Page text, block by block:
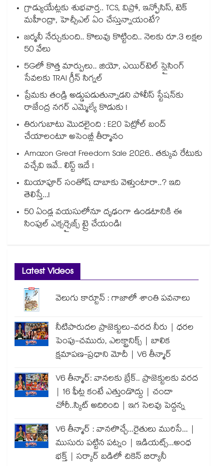
గ్రాడ్యుయేట్లకు శుభవార్త.. TCS, విప్రో, ఇన్ఫోసిస్, టెక్
మహీంద్రా, హెచ్సీఎల్ ఏం చేస్తున్నాయంటే?
జర్మనీ నేర్చుకుంది.. కొలువు కొట్టింది.. నెలకు రూ.3 లక్షల
50 వేలు
5Gలో కొత్త మార్పులు.. జియో, ఎయిర్‌టెల్ స్లైసింగ్
సేవలకు TRAI గ్రీన్ సిగ్నల్
ప్రేమకు తండ్రి అడ్డుపడుతున్నాడని పోలీస్ స్టేషన్⁪కు
రాజేంద్ర నగర్ ఎమ్మెల్యే కొడుకు !
తిరుగుబాటు మొదలైంది : E20 పెట్రోల్ బంద్
చేయాలంటూ అసెంబ్లీ తీర్మానం
Amazon Great Freedom Sale 2026.. తక్కువ రేటుకు
వచ్చేవి ఇవే.. లిస్ట్ ఇదే !
మియాపూర్ సంతోష్ దాబాకు వెళ్తుంటారా..? ఇది
తెలిస్తే...!
50 ఏండ్ల వయసులోనూ దృఢంగా ఉండటానికి ఈ
సింపుల్ ఎక్సర్సైజ్స్ ట్రై చేయండి!
Latest Videos
వెలుగు కార్టూన్ : గాజాలో శాంతి పవనాలు
నీటిపారుదల ప్రాజెక్టులు-వరద నీరు | ధరల
పెంపు-చమురు, ఎలక్ట్రానిక్స్ | బాలిక
క్షమాపణ-ప్రధాని మోదీ | V6 తీన్మార్
V6 తీన్మార్: వానలకు బ్రేక్.. ప్రాజెక్టులకు వరద
| 16 ఫీట్ల కంటే ఎత్తుండొద్దు | చందా
చోరీ..స్కిట్ అదిరింది | ఇగ సెలవు పెద్దన్న
V6 తీన్మార్ : వానలొచ్చే...రైతులు మురిసే... |
ముసురు పట్టిన పట్నం | ఇడియట్స్...అంధ
భక్త్ | సర్కార్ బడిలో చికెన్ బిర్యానీ